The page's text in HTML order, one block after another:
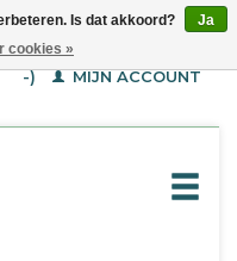
WINKELWAGEN (€--,-
-)
MIJN ACCOUNT
Is dat akkoord?
Ja
cookies »